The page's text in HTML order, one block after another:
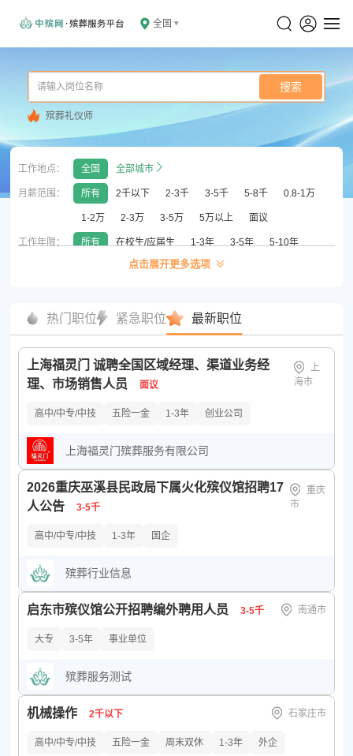
全国
搜索
殡葬礼仪师
工作地点： 全国 全部城市
月薪范围： 所有 2千以下 2-3千 3-5千 5-8千 0.8-1万
1-2万 2-3万 3-5万 5万以上 面议
工作年限： 所有 在校生/应届生 1-3年 3-5年 5-10年
无须经验
硕士 博士
政府机关 事业单位 非盈利组织 创业公司
公司规模： 所有 少于50人
500-1000人 1000-5000人 5000-10000人
点击展开更多选项
热门职位 紧急职位 最新职位
上海福灵门 诚聘全国区域经理、渠道业务经
理、市场销售人员
面议
上
海市
高中/中专/中技 五险一金 1-3年 创业公司
上海福灵门殡葬服务有限公司
2026重庆巫溪县民政局下属火化殡仪馆招聘17
人公告
3-5千
重庆
市
高中/中专/中技 1-3年 国企
殡葬行业信息
启东市殡仪馆公开招聘编外聘用人员 3-5千 南通市
大专 3-5年 事业单位
殡葬服务测试
机械操作 2千以下 石家庄市
高中/中专/中技 五险一金 周末双休 1-3年 外企